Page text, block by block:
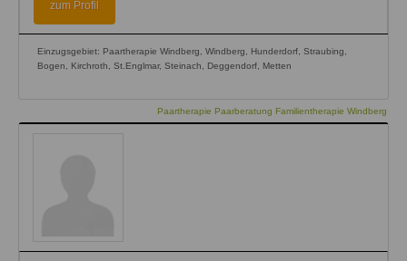
zum Profil
Einzugsgebiet: Paartherapie Windberg, Windberg, Hunderdorf, Straubing,
Bogen, Kirchroth, St.Englmar, Steinach, Deggendorf, Metten
Paartherapie Paarberatung Familientherapie Windberg